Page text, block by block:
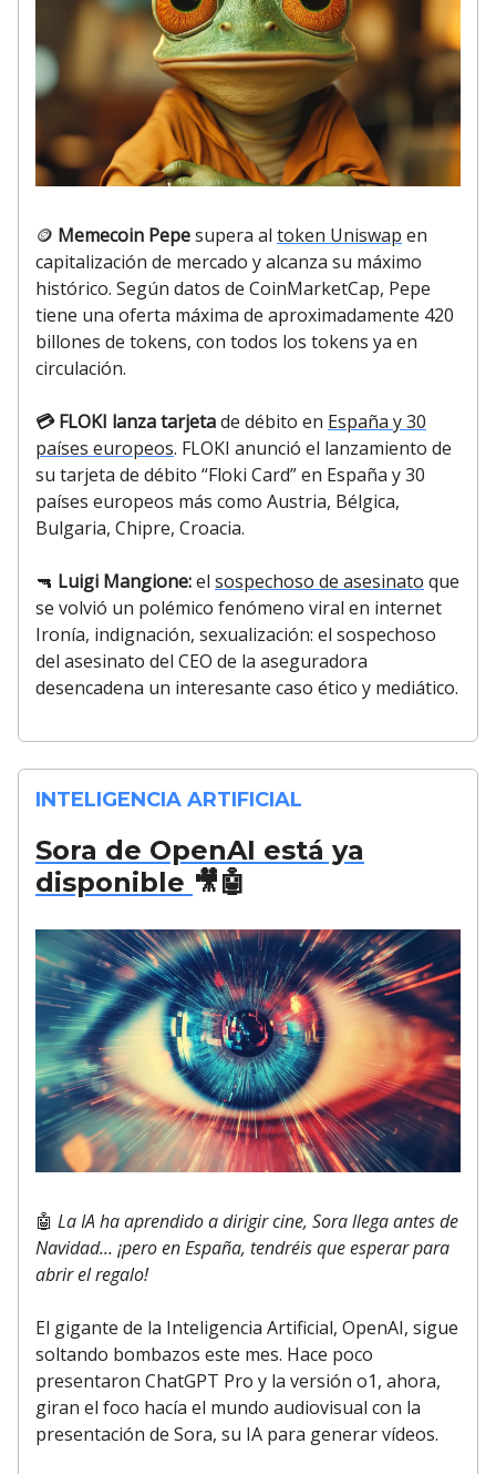
🪙 Memecoin Pepesupera al token Uniswap en
capitalización de mercado y alcanza su máximo
histórico. Según datos de CoinMarketCap, Pepe
tiene una oferta máxima de aproximadamente 420
billones de tokens, con todos los tokens ya en
circulación.
💳 FLOKI lanza tarjetade débito en España y 30
países europeos. FLOKI anunció el lanzamiento de
su tarjeta de débito “Floki Card” en España y 30
países europeos más como Austria, Bélgica,
Bulgaria, Chipre, Croacia.
🔫 Luigi Mangione:el sospechoso de asesinato que
se volvió un polémico fenómeno viral en internet
Ironía, indignación, sexualización: el sospechoso
del asesinato del CEO de la aseguradora
desencadena un interesante caso ético y mediático.
INTELIGENCIA ARTIFICIAL
Sora de OpenAI está ya
disponible 🎥🤖
🤖 La IA ha aprendido a dirigir cine, Sora llega antes de
Navidad... ¡pero en España, tendréis que esperar para
abrir el regalo!
El gigante de la Inteligencia Artificial, OpenAI, sigue
soltando bombazos este mes. Hace poco
presentaron ChatGPT Pro y la versión o1, ahora,
giran el foco hacía el mundo audiovisual con la
presentación de Sora, su IA para generar vídeos.